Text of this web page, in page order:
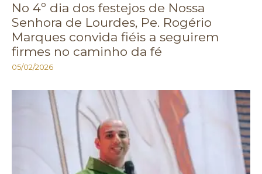
No 4º dia dos festejos de Nossa
Senhora de Lourdes, Pe. Rogério
Marques convida fiéis a seguirem
firmes no caminho da fé
05/02/2026